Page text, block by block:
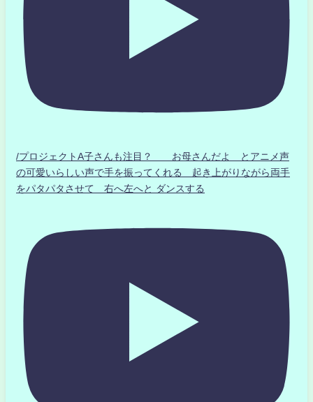
/プロジェクトA子さんも注目？ お母さんだよ とアニメ声
の可愛いらしい声で手を振ってくれる 起き上がりながら両手
をパタパタさせて 右へ左へと ダンスする